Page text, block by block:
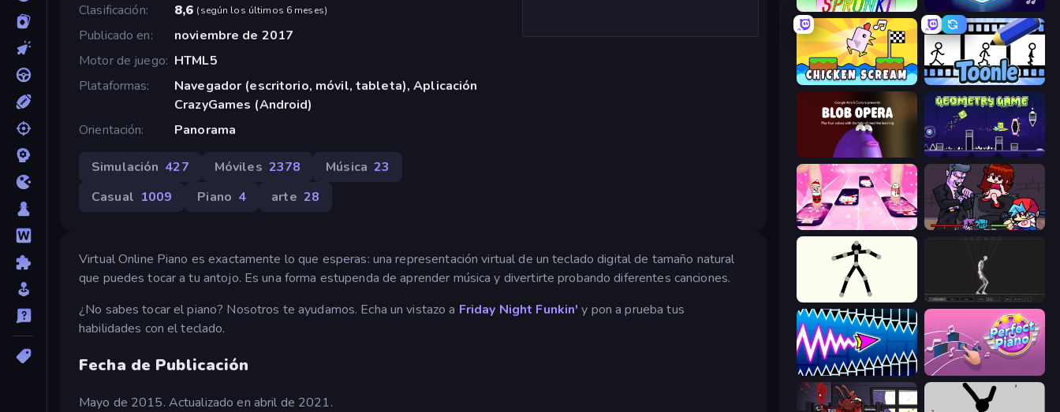
Clasificación
8,6 (según los últimos 6 meses)
Publicado en
noviembre de 2017
Motor de juego HTML5
Plataformas
Navegador (escritorio, móvil, tableta), Aplicación
CrazyGames (Android)
Orientación
Panorama
Simulación 427 Móviles 2378 Música 23
Casual 1009 Piano 4 arte 28
Virtual Online Piano es exactamente lo que esperas: una representación virtual de un teclado digital de tamaño natural
que puedes tocar a tu antojo. Es una forma estupenda de aprender música y divertirte probando diferentes canciones.
¿No sabes tocar el piano? Nosotros te ayudamos. Echa un vistazo a Friday Night Funkin' y pon a prueba tus
habilidades con el teclado.
Fecha de Publicación
Mayo de 2015. Actualizado en abril de 2021.
Sprunki Tile Jumper 3D
Chicken Scream Toonle
Blob Opera Geometry Game
Friday Night Funkin'
Stick Animator Skeleton Simulator
Wave Dash: Geometry Arrow Perfect Piano